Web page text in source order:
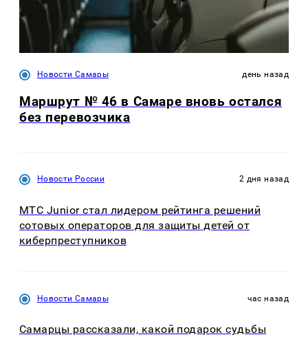
Новости Самары день назад
Маршрут № 46 в Самаре вновь остался
без перевозчика
Новости России 2 дня назад
МТС Junior стал лидером рейтинга решений
сотовых операторов для защиты детей от
киберпреступников
Новости Самары час назад
Самарцы рассказали, какой подарок судьбы